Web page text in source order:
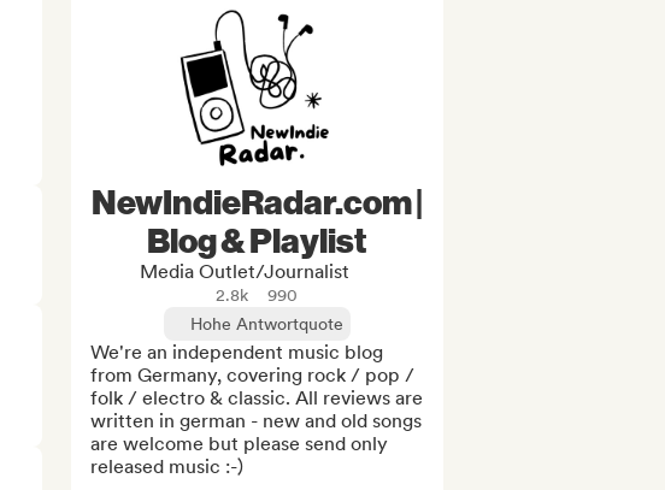
NewIndieRadar.com |
Blog & Playlist
Media Outlet/Journalist
2.8k
990
Hohe Antwortquote
We're an independent music blog
from Germany, covering rock / pop /
folk / electro & classic. All reviews are
written in german - new and old songs
are welcome but please send only
released music :-)